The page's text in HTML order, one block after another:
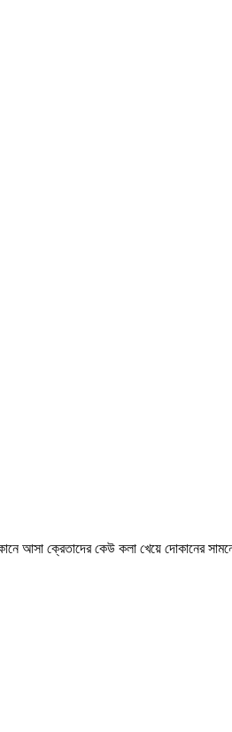
আসা ক্রেতাদের কেউ কলা খেয়ে দোকানের